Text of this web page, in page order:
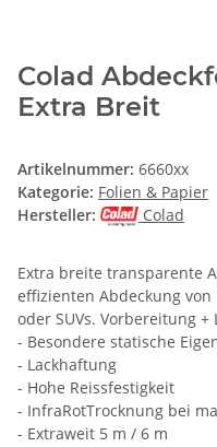
Colad
Extra Breit
Artikelnummer: 6660xx
Kategorie: Folien & Papier
Hersteller:
Colad
Extra breite transparente
effizienten Abdeckung
oder SUVs. Vorbereitung +
- Besondere statische
- Lackhaftung
- Hohe Reissfestigkeit
- InfraRotTrocknung bei
- Extraweit 5 m / 6 m